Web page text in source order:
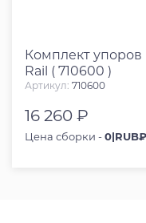
Комплект
Rail ( 710600 )
Артикул: 710600
16 260 ₽
Цена сборки -0|RUB₽